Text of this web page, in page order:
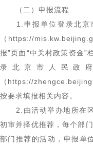
（二）申报流程
1.申报单位登录北京
（https://
报”页面“中关村政策资金”
录北京市人民政
（https://
按要求填报相关内容。
2.由活动举办地所在区
初审并择优推荐，每个部
部门推荐的活动，申报单